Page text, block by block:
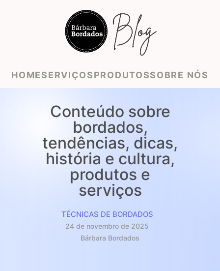
HOMESERVIÇOSPRODUTOSSOBRE NÓS
Conteúdo sobre
bordados,
tendências, dicas,
história e cultura,
produtos e
serviços
TÉCNICAS DE BORDADOS
24 de novembro de 2025
Bárbara Bordados